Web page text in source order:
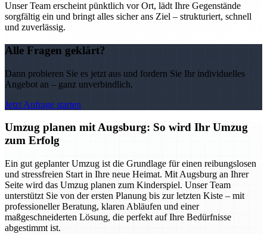
Unser Team erscheint pünktlich vor Ort, lädt Ihre Gegenstände
sorgfältig ein und bringt alles sicher ans Ziel – strukturiert, schnell
und zuverlässig.
Alle Fragen geklärt?
Dann probieren Sie es jetzt aus und fordern Sie Ihr individuelles
Angebot an – ganz unverbindlich.
Jetzt Anfrage starten
Umzug planen mit Augsburg: So wird Ihr Umzug
zum Erfolg
Ein gut geplanter Umzug ist die Grundlage für einen reibungslosen
und stressfreien Start in Ihre neue Heimat. Mit Augsburg an Ihrer
Seite wird das Umzug planen zum Kinderspiel. Unser Team
unterstützt Sie von der ersten Planung bis zur letzten Kiste – mit
professioneller Beratung, klaren Abläufen und einer
maßgeschneiderten Lösung, die perfekt auf Ihre Bedürfnisse
abgestimmt ist.